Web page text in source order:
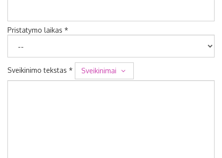
Pristatymo laikas *
Sveikinimo tekstas * Sveikinimai